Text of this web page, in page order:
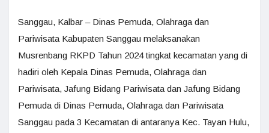
Sanggau, Kalbar – Dinas Pemuda, Olahraga dan
Pariwisata Kabupaten Sanggau melaksanakan
Musrenbang RKPD Tahun 2024 tingkat kecamatan yang di
hadiri oleh Kepala Dinas Pemuda, Olahraga dan
Pariwisata, Jafung Bidang Pariwisata dan Jafung Bidang
Pemuda di Dinas Pemuda, Olahraga dan Pariwisata
Sanggau pada 3 Kecamatan di antaranya Kec. Tayan Hulu,